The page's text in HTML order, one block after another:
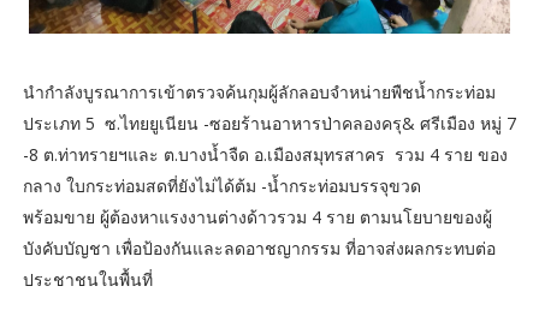
นำกำลังบูรณาการเข้าตรวจค้นกุมผู้ลักลอบจำหน่ายพืชน้ำกระท่อม
ประเภท 5 ซ.ไทยยูเนียน -ซอยร้านอาหารป่าคลองครุ& ศรีเมือง หมู่ 7
-8 ต.ท่าทรายฯและ ต.บางน้ำจืด อ.เมืองสมุทรสาคร รวม 4 ราย ของ
กลาง ใบกระท่อมสดที่ยังไม่ได้ต้ม -น้ำกระท่อมบรรจุขวด
พร้อมขาย ผู้ต้องหาแรงงานต่างด้าวรวม 4 ราย ตามนโยบายของผู้
บังคับบัญชา เพื่อป้องกันและลดอาชญากรรม ที่อาจส่งผลกระทบต่อ
ประชาชนในพื้นที่